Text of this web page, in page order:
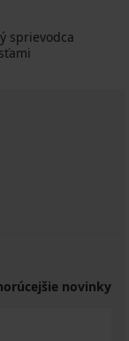
sprievodca
novinky